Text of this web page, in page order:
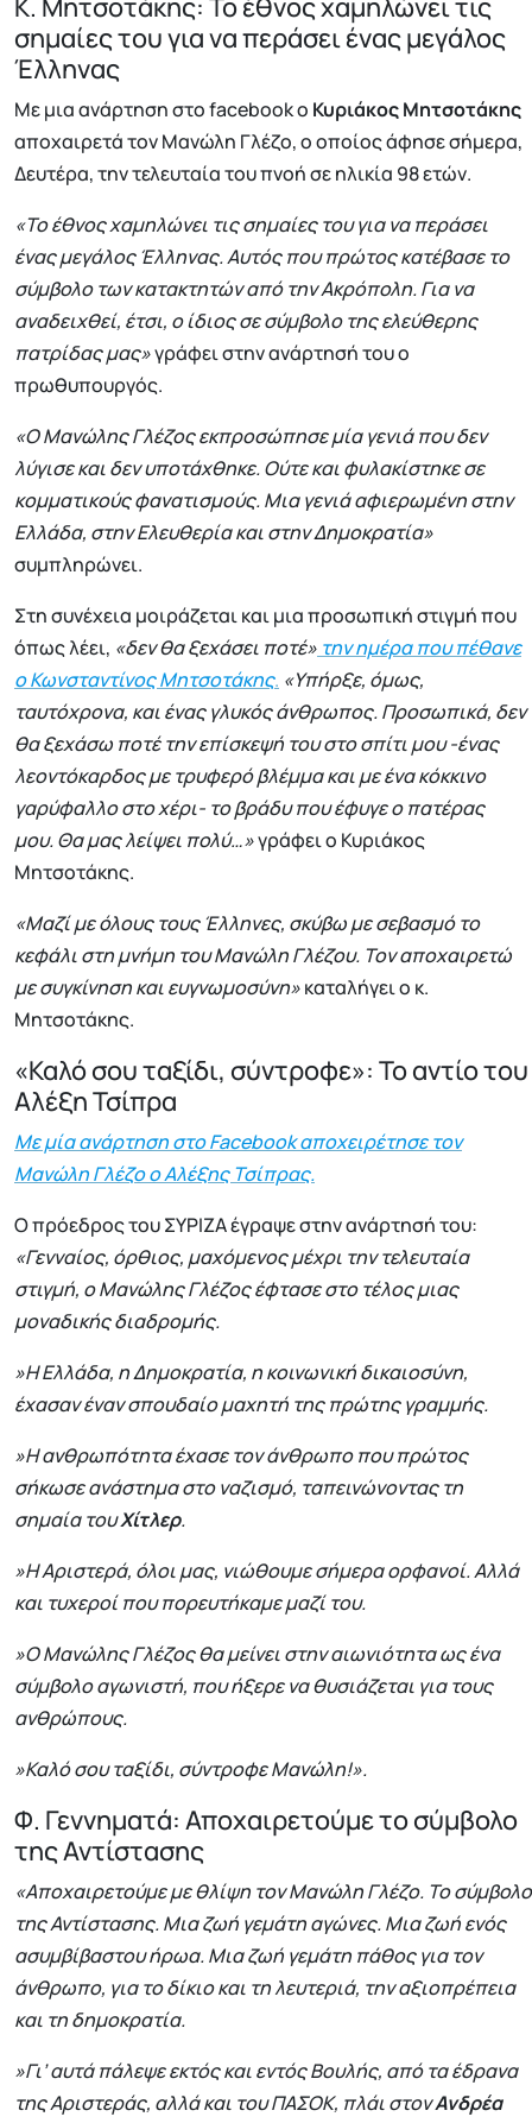
Κ. Μητσοτάκης: Το έθνος χαμηλώνει τις
σημαίες του για να περάσει ένας μεγάλος
Έλληνας
Με μια ανάρτηση στο facebook ο Κυριάκος Μητσοτάκης
αποχαιρετά τον Μανώλη Γλέζο, ο οποίος άφησε σήμερα,
Δευτέρα, την τελευταία του πνοή σε ηλικία 98 ετών.
«Το έθνος χαμηλώνει τις σημαίες του για να περάσει
ένας μεγάλος Έλληνας. Αυτός που πρώτος κατέβασε το
σύμβολο των κατακτητών από την Ακρόπολη. Για να
αναδειχθεί, έτσι, ο ίδιος σε σύμβολο της ελεύθερης
πατρίδας μας»γράφει στην ανάρτησή του ο
πρωθυπουργός.
«Ο Μανώλης Γλέζος εκπροσώπησε μία γενιά που δεν
λύγισε και δεν υποτάχθηκε. Ούτε και φυλακίστηκε σε
κομματικούς φανατισμούς. Μια γενιά αφιερωμένη στην
Ελλάδα, στην Ελευθερία και στην Δημοκρατία»
συμπληρώνει.
Στη συνέχεια μοιράζεται και μια προσωπική στιγμή που
όπως λέει, «δεν θα ξεχάσει ποτέ» την ημέρα που πέθανε
ο Κωνσταντίνος Μητσοτάκης. «Υπήρξε, όμως,
ταυτόχρονα, και ένας γλυκός άνθρωπος. Προσωπικά, δεν
θα ξεχάσω ποτέ την επίσκεψή του στο σπίτι μου -ένας
λεοντόκαρδος με τρυφερό βλέμμα και με ένα κόκκινο
γαρύφαλλο στο χέρι- το βράδυ που έφυγε ο πατέρας
μου. Θα μας λείψει πολύ…»γράφει ο Κυριάκος
Μητσοτάκης.
«Μαζί με όλους τους Έλληνες, σκύβω με σεβασμό το
κεφάλι στη μνήμη του Μανώλη Γλέζου. Τον αποχαιρετώ
με συγκίνηση και ευγνωμοσύνη»καταλήγει ο κ.
Μητσοτάκης.
«Καλό σου ταξίδι, σύντροφε»: Το αντίο του
Αλέξη Τσίπρα
Με μία ανάρτηση στο Facebook αποχειρέτησε τον
Μανώλη Γλέζο ο Αλέξης Τσίπρας.
Ο πρόεδρος του ΣΥΡΙΖΑ έγραψε στην ανάρτησή του:
«Γενναίος, όρθιος, μαχόμενος μέχρι την τελευταία
στιγμή, ο Μανώλης Γλέζος έφτασε στο τέλος μιας
μοναδικής διαδρομής.
»Η Ελλάδα, η Δημοκρατία, η κοινωνική δικαιοσύνη,
έχασαν έναν σπουδαίο μαχητή της πρώτης γραμμής.
»Η ανθρωπότητα έχασε τον άνθρωπο που πρώτος
σήκωσε ανάστημα στο ναζισμό, ταπεινώνοντας τη
σημαία τουΧίτλερ.
»Η Αριστερά, όλοι μας, νιώθουμε σήμερα ορφανοί. Αλλά
και τυχεροί που πορευτήκαμε μαζί του.
»Ο Μανώλης Γλέζος θα μείνει στην αιωνιότητα ως ένα
σύμβολο αγωνιστή, που ήξερε να θυσιάζεται για τους
ανθρώπους.
»Καλό σου ταξίδι, σύντροφε Μανώλη!».
Φ. Γεννηματά: Αποχαιρετούμε το σύμβολο
της Αντίστασης
«Αποχαιρετούμε με θλίψη τον Μανώλη Γλέζο. Το σύμβολο
της Αντίστασης. Μια ζωή γεμάτη αγώνες. Μια ζωή ενός
ασυμβίβαστου ήρωα. Μια ζωή γεμάτη πάθος για τον
άνθρωπο, για το δίκιο και τη λευτεριά, την αξιοπρέπεια
και τη δημοκρατία.
»Γι’ αυτά πάλεψε εκτός και εντός Βουλής, από τα έδρανα
της Αριστεράς, αλλά και του ΠΑΣΟΚ, πλάι στονΑνδρέα